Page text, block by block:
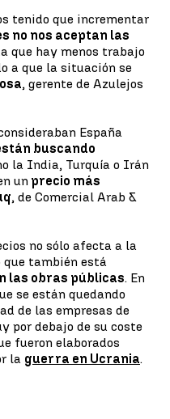
tenido que incrementar
no nos aceptan las
que hay menos trabajo
a que la situación se
, gerente de Azulejos
España
buscando
la India, Turquía o Irán
un precio más
, de Comercial Arab &
no sólo afecta a la
también está
las obras públicas. En
se están quedando
de las empresas de
por debajo de su coste
fueron elaborados
la guerra en Ucrania.